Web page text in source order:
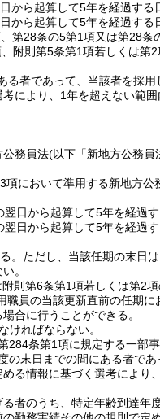
から起算して5年を経過する
から起算して5年を経過する
第28条の5第1項又は第28条
附則第5条第1項若しくは第
者であって、当該者を採用
により、1年を超えない範
公務員法(以下「新地方公務員
において準用する新地方公
翌日から起算して5年を経過
翌日から起算して5年を経過
。 ただし、当該任期の末日
。
則第6条第1項若しくは第2
員の当該更新直前の任期に
合に行うことができる。
ければならない。
284条第1項に規定する一部
の末日までの間にある者で
る情報に基づく選考により
者のうち、特定年齢到達年